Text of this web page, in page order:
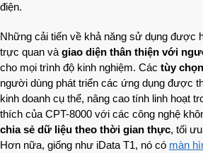
điện.
Những cải tiến về khả năng sử dụng được
trực quan và giao diện thân thiện với
cho mọi trình độ kinh nghiệm. Các tùy
người dùng phát triển các ứng dụng được
kinh doanh cụ thể, nâng cao tính linh hoạt
thích của CPT-8000 với các công nghệ
chia sẻ dữ liệu theo thời gian thực, tối
Hơn nữa, giống như iData T1, nó có màn